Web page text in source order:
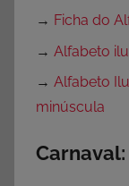
→ Ficha do
→ Alfabeto
→ Alfabeto
minúscula
Carnaval: